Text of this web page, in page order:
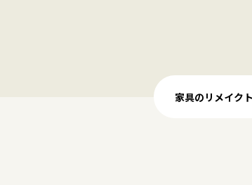
家具のリメイク